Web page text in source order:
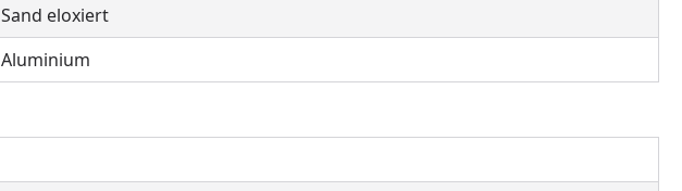
Sand eloxiert
Aluminium